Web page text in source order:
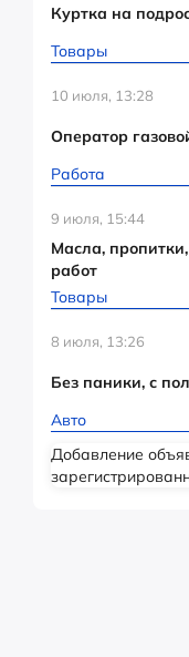
Куртка на
Товары
10 июля, 13:28
Оператор
Работа
9 июля, 15:44
Масла,
работ
Товары
8 июля, 13:26
Без паники, с
Авто
Добавление